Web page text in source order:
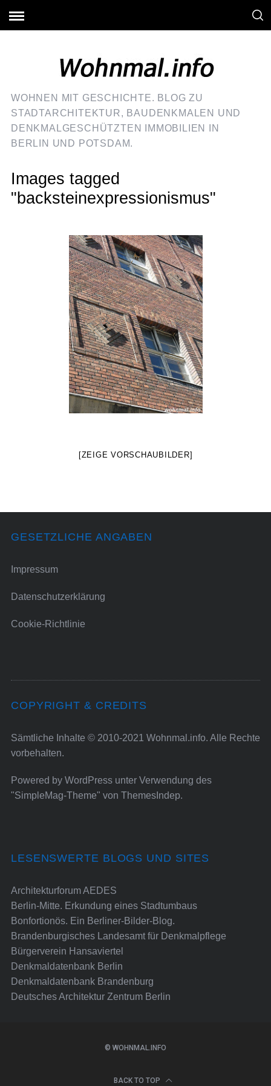
WOHNEN MIT GESCHICHTE. BLOG ZU
STADTARCHITEKTUR, BAUDENKMALEN UND
DENKMALGESCHÜTZTEN IMMOBILIEN IN
BERLIN UND POTSDAM.
Images tagged
"backsteinexpressionismus"
[ZEIGE VORSCHAUBILDER]
GESETZLICHE ANGABEN
Impressum
Datenschutzerklärung
Cookie-Richtlinie
COPYRIGHT & CREDITS
Sämtliche Inhalte © 2010-2021 Wohnmal.info. Alle Rechte
vorbehalten.
Powered by WordPressunter Verwendung des
"SimpleMag-Theme" von ThemesIndep.
LESENSWERTE BLOGS UND SITES
Architekturforum AEDES
Berlin-Mitte. Erkundung eines Stadtumbaus
Bonfortionös. Ein Berliner-Bilder-Blog.
Brandenburgisches Landesamt für Denkmalpflege
Bürgerverein Hansaviertel
Denkmaldatenbank Berlin
Denkmaldatenbank Brandenburg
Deutsches Architektur Zentrum Berlin
© WOHNMAL.INFO
BACK TO TOP